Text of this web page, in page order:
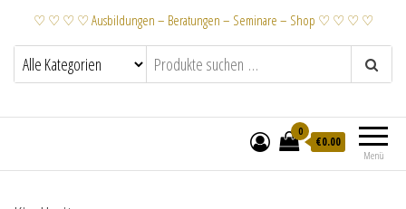
♡ ♡ ♡ ♡ Ausbildungen – Beratungen – Seminare – Shop ♡ ♡ ♡ ♡
Menü
0
€0.00